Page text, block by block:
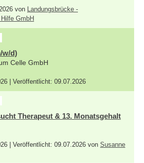
von
Landungsbrücke -
GmbH
w/d)
Celle GmbH
| Veröffentlicht: 09.07.2026
Therapeut & 13. Monatsgehalt
| Veröffentlicht: 09.07.2026 von Susanne